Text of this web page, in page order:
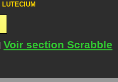
LUTECIUM
Voir section Scrabble